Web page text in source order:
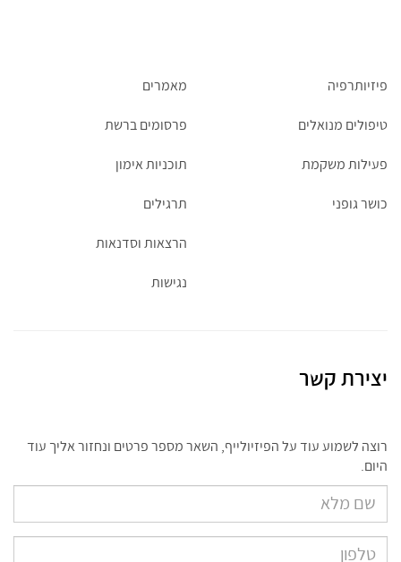
פיזיותרפיה
טיפולים מנואלים
פעילות משקמת
כושר גופני
מאמרים
פרסומים ברשת
תוכניות אימון
תרגילים
הרצאות וסדנאות
נגישות
יצירת קשר
רוצה לשמוע עוד על הפיזיולייף, השאר מספר פרטים ונחזור אליך עוד
היום.